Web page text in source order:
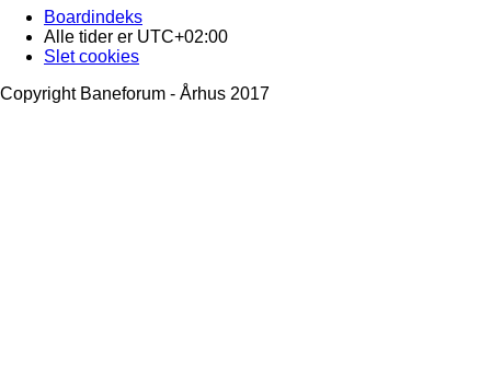
Boardindeks
Alle tider er UTC+02:00
Slet cookies
Copyright Baneforum - Århus 2017